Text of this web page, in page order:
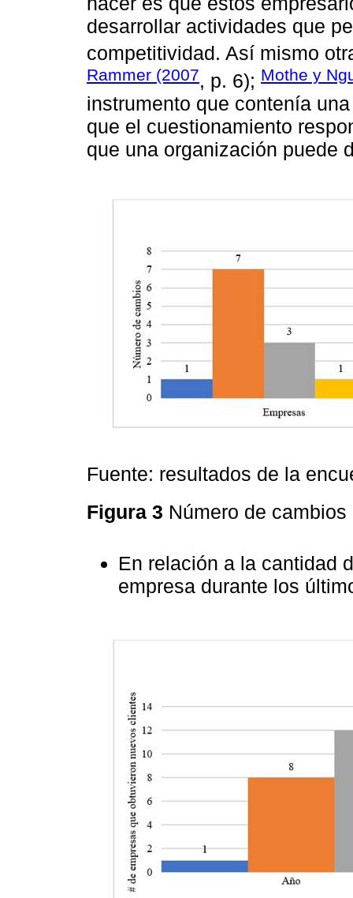
desarrollar actividades que
competitividad. Así mismo
Rammer (2007, p. 6); Mothe y
instrumento que contenía
que el cuestionamiento
que una organización puede
Fuente: resultados de la
Figura 3 Número de cambios
En relación a la cantidad
empresa durante los